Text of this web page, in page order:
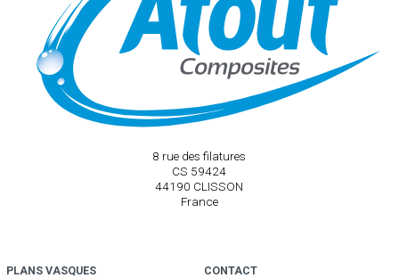
8 rue des filatures
CS 59424
44190 CLISSON
France
PLANS VASQUES CONTACT